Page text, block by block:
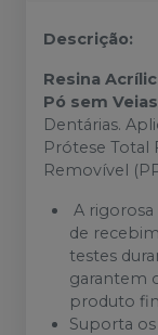
Descrição:
Resina
Pó sem Veias
Dentárias.
Prótese Total
Removível
A rigorosa
de
testes
garantem
produto
Suporta